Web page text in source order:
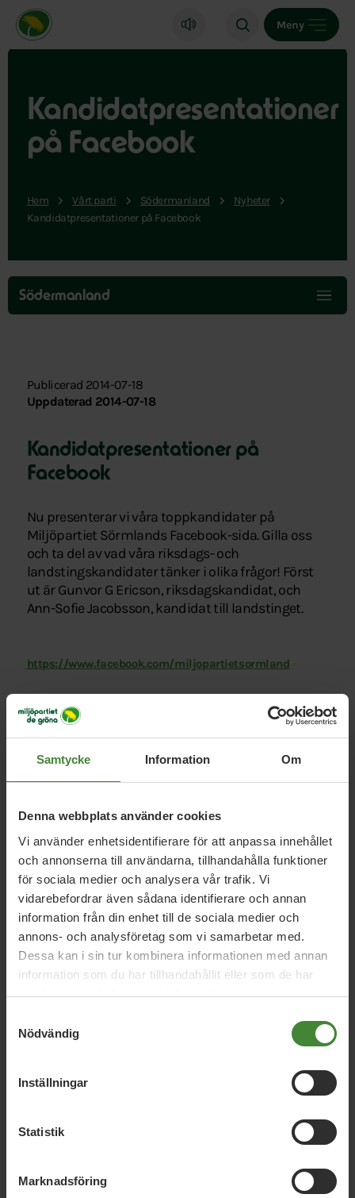
Samtycke Information Om
Denna webbplats använder cookies
Vi använder enhetsidentifierare för att anpassa innehållet
och annonserna till användarna, tillhandahålla funktioner
för sociala medier och analysera vår trafik. Vi
vidarebefordrar även sådana identifierare och annan
information från din enhet till de sociala medier och
annons- och analysföretag som vi samarbetar med.
Dessa kan i sin tur kombinera informationen med annan
information som du har tillhandahållit eller som de har
samlat in när du har använt deras tjänster.
Nödvändig
Inställningar
Statistik
Marknadsföring
Miljöpartiet de gröna, startsida
Meny
Kandidatpresentationer
på Facebook
Hem Vårt parti Södermanland
Nyheter
Kandidatpresentationer på Facebook
Hoppa
över
menyn
Södermanland
Publicerad 2014-07-18
Uppdaterad 2014-07-18
Kandidatpresentationer på
Facebook
Nu presenterar vi våra toppkandidater på
Miljöpartiet Sörmlands Facebook-sida. Gilla oss
och ta del av vad våra riksdags- och
landstingskandidater tänker i olika frågor! Först
ut är Gunvor G Ericson, riksdagskandidat, och
Ann-Sofie Jacobsson, kandidat till landstinget.
https://www.facebook.com/miljopartietsormland
Relaterade nyheter
Södermanland, 31 juli 2026
Sörmlands vård måste anpassas till
klimatkrisen
Södermanland, 1 juli 2026
Nej till barn i fängelse – ja till verkliga